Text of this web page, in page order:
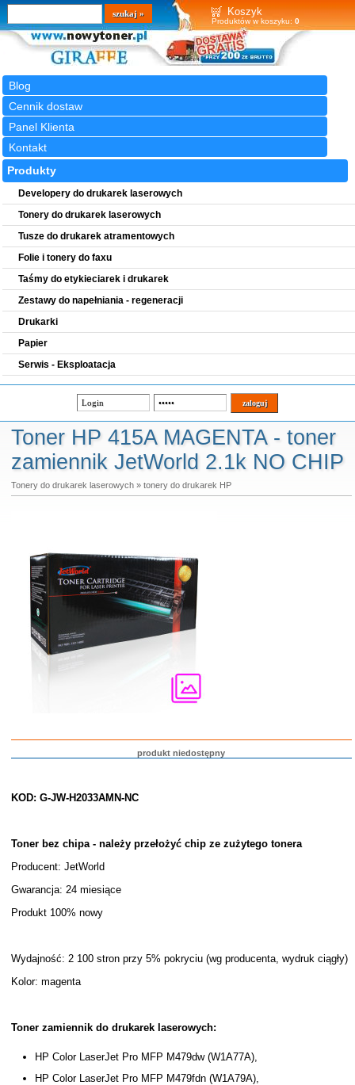
Koszyk
Produktów w koszyku: 0
Blog
Cennik dostaw
Panel Klienta
Kontakt
Wyszukiwarka
szukaj
Produkty
Developery do drukarek laserowych
Tonery do drukarek laserowych
Tusze do drukarek atramentowych
Folie i tonery do faxu
Taśmy do etykieciarek i drukarek
Zestawy do napełniania - regeneracji
Drukarki
Papier
Serwis - Eksploatacja
Toner HP 415A MAGENTA - toner
zamiennik JetWorld 2.1k NO CHIP
Tonery do drukarek laserowych» tonery do drukarek HP
produkt niedostępny
KOD: G-JW-H2033AMN-NC
Toner bez chipa - należy przełożyć chip ze zużytego tonera
Producent: JetWorld
Gwarancja: 24 miesiące
Produkt 100% nowy
Wydajność: 2 100 stron przy 5% pokryciu (wg producenta, wydruk ciągły)
Kolor: magenta
Toner zamiennik do drukarek laserowych:
HP Color LaserJet Pro MFP M479dw (W1A77A),
HP Color LaserJet Pro MFP M479fdn (W1A79A),